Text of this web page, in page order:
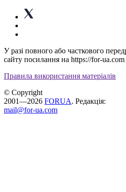
У разі повного або часткового
сайту посилання на https://for-
Правила використання матеріалів
© Copyright
2001—2026 FORUA. Редакція:
mail@for-ua.com